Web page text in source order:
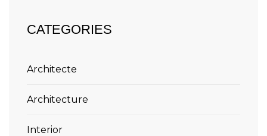
CATEGORIES
Architecte
Architecture
Interior